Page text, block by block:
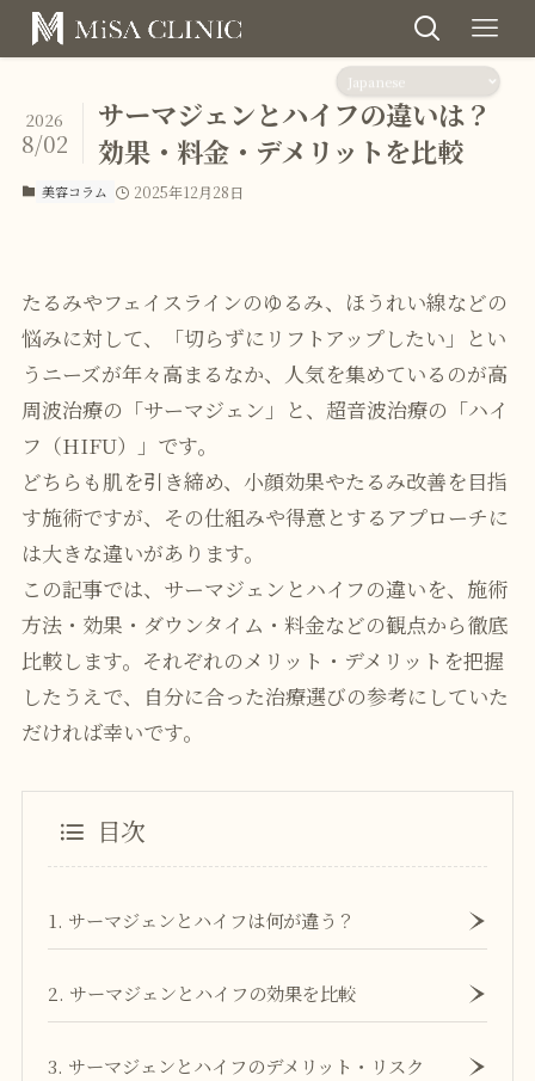
サーマジェンとハイフの違いは？
効果・料金・デメリットを比較
2026
8/02
美容コラム 2025年12月28日
たるみやフェイスラインのゆるみ、ほうれい線などの
悩みに対して、「切らずにリフトアップしたい」とい
うニーズが年々高まるなか、人気を集めているのが高
周波治療の「サーマジェン」と、超音波治療の「ハイ
フ（HIFU）」です。
どちらも肌を引き締め、小顔効果やたるみ改善を目指
す施術ですが、その仕組みや得意とするアプローチに
は大きな違いがあります。
この記事では、サーマジェンとハイフの違いを、施術
方法・効果・ダウンタイム・料金などの観点から徹底
比較します。それぞれのメリット・デメリットを把握
したうえで、自分に合った治療選びの参考にしていた
だければ幸いです。
目次
1. サーマジェンとハイフは何が違う？
2. サーマジェンとハイフの効果を比較
3. サーマジェンとハイフのデメリット・リスク